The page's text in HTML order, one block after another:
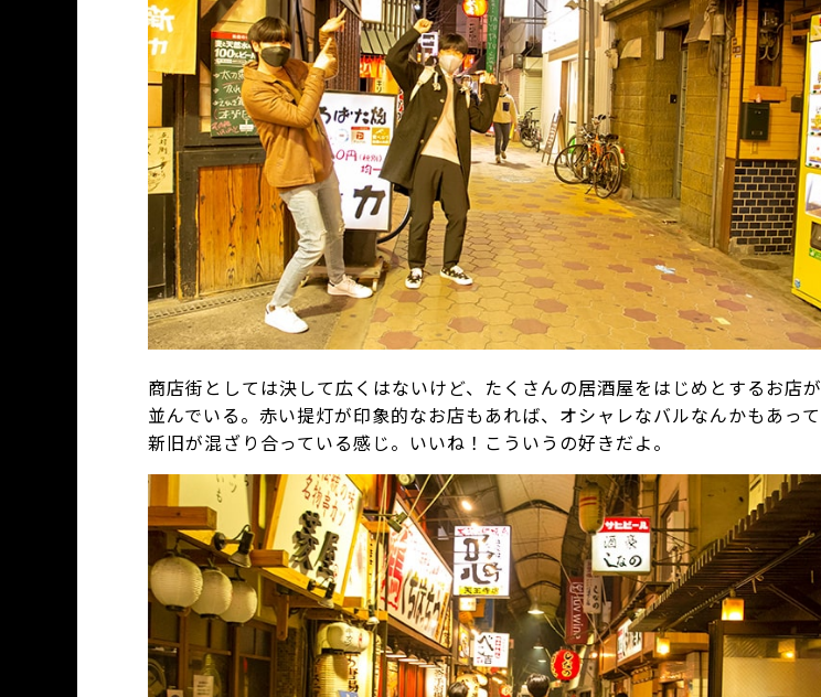
商店街としては決して広くはないけど、たくさんの居酒屋をはじめとするお店が
並んでいる。赤い提灯が印象的なお店もあれば、オシャレなバルなんかもあって
新旧が混ざり合っている感じ。いいね！こういうの好きだよ。